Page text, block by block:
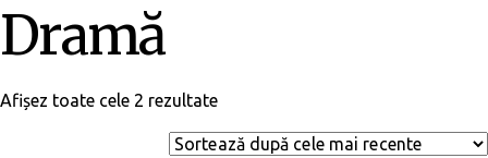
Dramă
Afișez toate cele 2 rezultate